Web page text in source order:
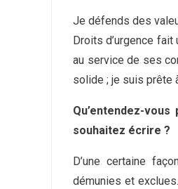
Je défends des
Droits d’urgence
au service de ses
solide ; je suis prête
Qu’entendez-
souhaitez écrire ?
D’une certaine
démunies et